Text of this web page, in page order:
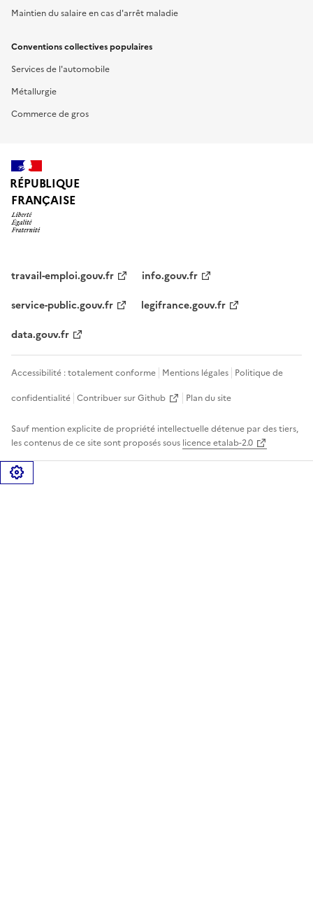
Maintien du salaire en cas d'arrêt maladie
Conventions collectives populaires
Services de l'automobile
Métallurgie
Commerce de gros
RÉPUBLIQUE
FRANÇAISE
travail-emploi.gouv.fr
info.gouv.fr
service-public.gouv.fr
legifrance.gouv.fr
data.gouv.fr
Accessibilité : totalement conforme Mentions légales Politique de
confidentialité Contribuer sur Github Plan du site
Sauf mention explicite de propriété intellectuelle détenue par des tiers,
les contenus de ce site sont proposés sous licence etalab-2.0
Gérer les cookies